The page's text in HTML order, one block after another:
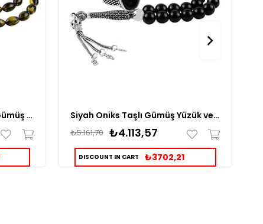
Kehribar Taşlı Hareli Yeşil Gümüş Yüzük ve Tesbih Kombin Siyah Oniks Taşlı Gümüş Yüzük ve Doğal Taş Tesbih Kombin
₺4.113,57
₺5.161,70
DISCOUNT IN CART ₺3702,21